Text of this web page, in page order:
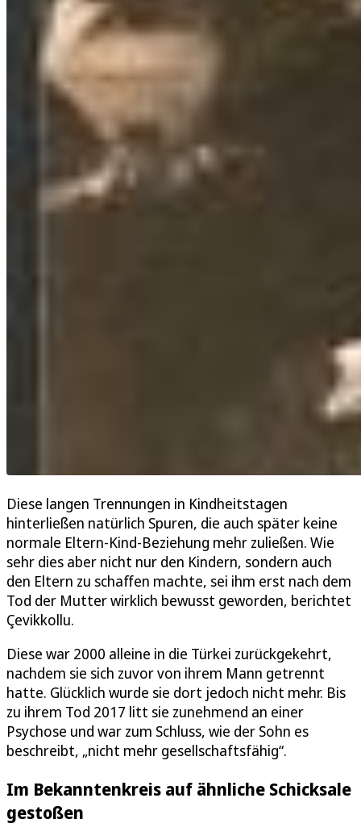
Diese langen Trennungen in Kindheitstagen
hinterließen natürlich Spuren, die auch später keine
normale Eltern-Kind-Beziehung mehr zuließen. Wie
sehr dies aber nicht nur den Kindern, sondern auch
den Eltern zu schaffen machte, sei ihm erst nach dem
Tod der Mutter wirklich bewusst geworden, berichtet
Çevikkollu.
Diese war 2000 alleine in die Türkei zurückgekehrt,
nachdem sie sich zuvor von ihrem Mann getrennt
hatte. Glücklich wurde sie dort jedoch nicht mehr. Bis
zu ihrem Tod 2017 litt sie zunehmend an einer
Psychose und war zum Schluss, wie der Sohn es
beschreibt, „nicht mehr gesellschaftsfähig“.
Im Bekanntenkreis auf ähnliche Schicksale
gestoßen